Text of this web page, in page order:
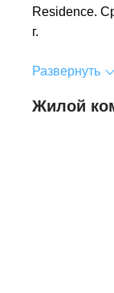
Residence.
г.
Развернуть
Жилой